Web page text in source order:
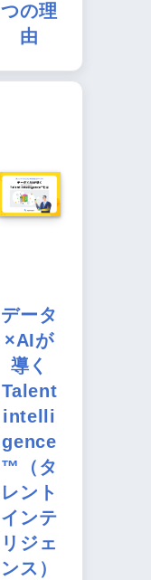
つの理
由
データ
×AIが
導く
Talent
intelli
gence
™（タ
レント
インテ
リジェ
ンス）